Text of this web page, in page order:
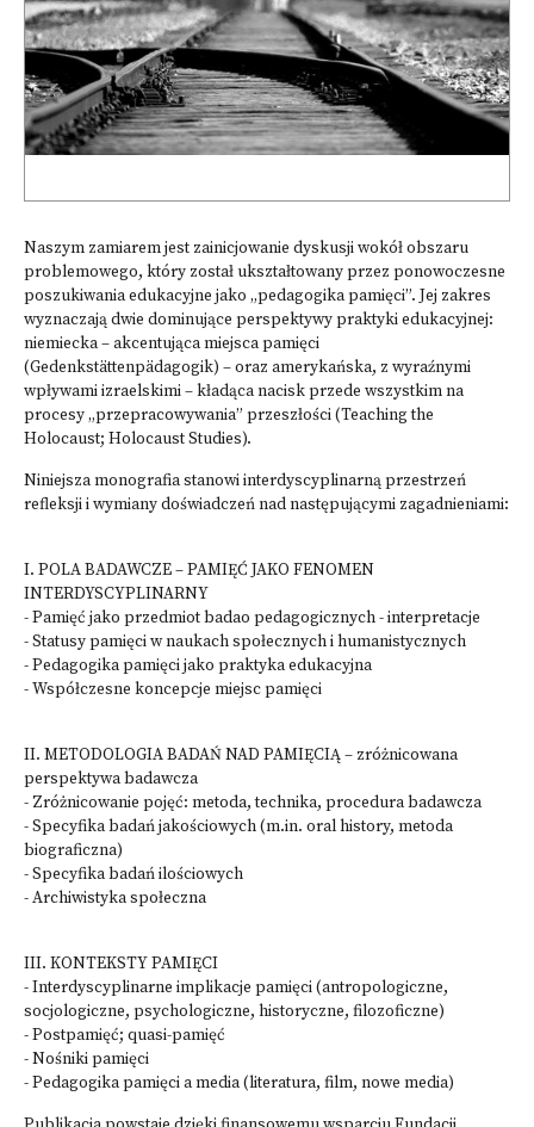
Naszym zamiarem jest zainicjowanie dyskusji wokół obszaru
problemowego, który został ukształtowany przez ponowoczesne
poszukiwania edukacyjne jako „pedagogika pamięci”. Jej zakres
wyznaczają dwie dominujące perspektywy praktyki edukacyjnej:
niemiecka – akcentująca miejsca pamięci
(Gedenkstättenpädagogik) – oraz amerykańska, z wyraźnymi
wpływami izraelskimi – kładąca nacisk przede wszystkim na
procesy „przepracowywania” przeszłości (Teaching the
Holocaust; Holocaust Studies).
Niniejsza monografia stanowi interdyscyplinarną przestrzeń
refleksji i wymiany doświadczeń nad następującymi zagadnieniami:
I. POLA BADAWCZE – PAMIĘĆ JAKO FENOMEN
INTERDYSCYPLINARNY
- Pamięć jako przedmiot badao pedagogicznych - interpretacje
- Statusy pamięci w naukach społecznych i humanistycznych
- Pedagogika pamięci jako praktyka edukacyjna
- Współczesne koncepcje miejsc pamięci
II. METODOLOGIA BADAŃ NAD PAMIĘCIĄ – zróżnicowana
perspektywa badawcza
- Zróżnicowanie pojęć: metoda, technika, procedura badawcza
- Specyfika badań jakościowych (m.in. oral history, metoda
biograficzna)
- Specyfika badań ilościowych
- Archiwistyka społeczna
III. KONTEKSTY PAMIĘCI
- Interdyscyplinarne implikacje pamięci (antropologiczne,
socjologiczne, psychologiczne, historyczne, filozoficzne)
- Postpamięć; quasi-pamięć
- Nośniki pamięci
- Pedagogika pamięci a media (literatura, film, nowe media)